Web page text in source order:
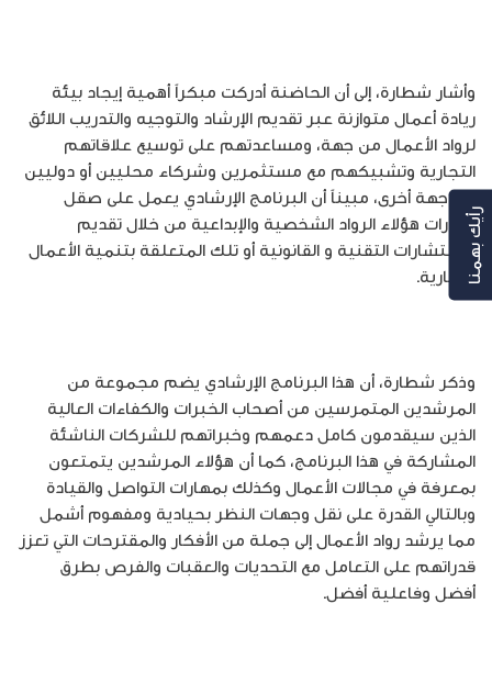
وأشار شطارة، إلى أن الحاضنة أدركت مبكراً أهمية إيجاد بيئة
ريادة أعمال متوازنة عبر تقديم الإرشاد والتوجيه والتدريب اللائق
لرواد الأعمال من جهة، ومساعدتهم على توسيع علاقاتهم
التجارية وتشبيكهم مع مستثمرين وشركاء محليين أو دوليين
من جهة أخرى، مبيناً أن البرنامج الإرشادي يعمل على صقل
مهارات هؤلاء الرواد الشخصية والإبداعية من خلال تقديم
الاستشارات التقنية و القانونية أو تلك المتعلقة بتنمية الأعمال
التجارية.
وذكر شطارة، أن هذا البرنامج الإرشادي يضم مجموعة من
المرشدين المتمرسين من أصحاب الخبرات والكفاءات العالية
الذين سيقدمون كامل دعمهم وخبراتهم للشركات الناشئة
المشاركة في هذا البرنامج، كما أن هؤلاء المرشدين يتمتعون
بمعرفة في مجالات الأعمال وكذلك بمهارات التواصل والقيادة
وبالتالي القدرة على نقل وجهات النظر بحيادية ومفهوم أشمل
مما يرشد رواد الأعمال إلى جملة من الأفكار والمقترحات التي تعزز
قدراتهم على التعامل مع التحديات والعقبات والفرص بطرق
أفضل وفاعلية أفضل.
رأيك بهمنا